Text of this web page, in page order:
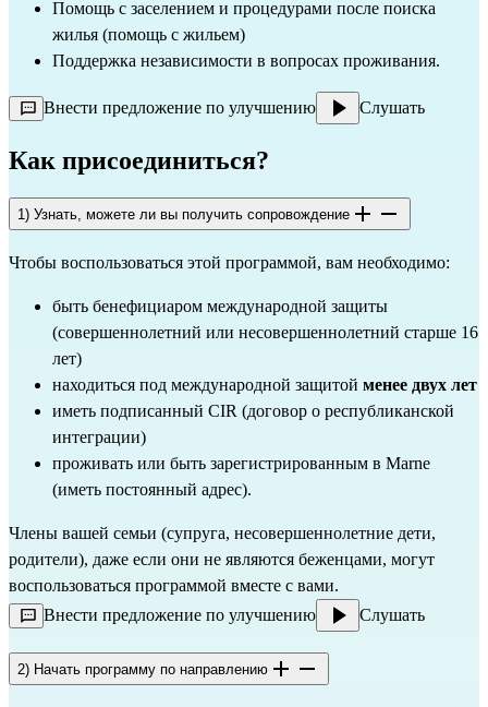
Помощь с заселением и процедурами после поиска
жилья (помощь с жильем)
Поддержка независимости в вопросах проживания.
Внести предложение по улучшению Слушать
Как присоединиться?
1) Узнать, можете ли вы получить сопровождение
Чтобы воспользоваться этой программой, вам необходимо:
быть бенефициаром международной защиты
(совершеннолетний или несовершеннолетний старше 16
лет)
находиться под международной защитой менее двух лет
иметь подписанный CIR (договор о республиканской
интеграции)
проживать или быть зарегистрированным в Marne
(иметь постоянный адрес).
Члены вашей семьи (супруга, несовершеннолетние дети,
родители), даже если они не являются беженцами, могут
воспользоваться программой вместе с вами.
Внести предложение по улучшению
Слушать
2) Начать программу по направлению